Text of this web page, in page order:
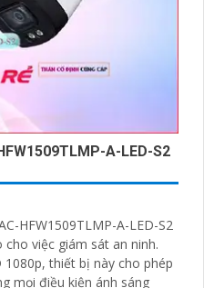
A-LED-S2
HFW1509TLMP-A-LED-S2
việc giám sát an ninh.
thiết bị này cho phép
mọi điều kiện ánh sáng